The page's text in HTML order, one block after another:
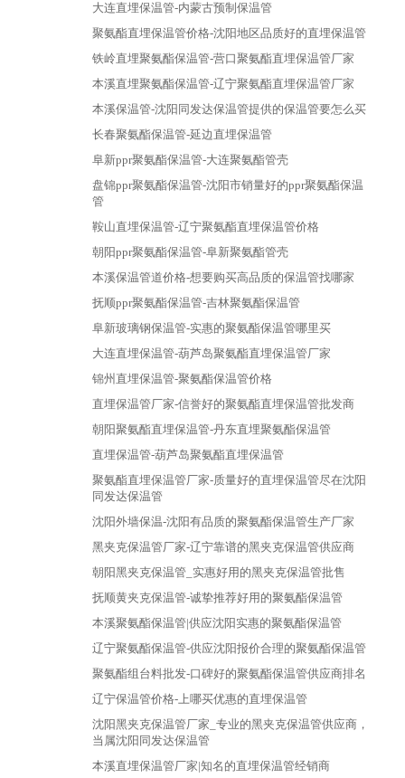
大连直埋保温管-内蒙古预制保温管
聚氨酯直埋保温管价格-沈阳地区品质好的直埋保温管
铁岭直埋聚氨酯保温管-营口聚氨酯直埋保温管厂家
本溪直埋聚氨酯保温管-辽宁聚氨酯直埋保温管厂家
本溪保温管-沈阳同发达保温管提供的保温管要怎么买
长春聚氨酯保温管-延边直埋保温管
阜新ppr聚氨酯保温管-大连聚氨酯管壳
盘锦ppr聚氨酯保温管-沈阳市销量好的ppr聚氨酯保温
管
鞍山直埋保温管-辽宁聚氨酯直埋保温管价格
朝阳ppr聚氨酯保温管-阜新聚氨酯管壳
本溪保温管道价格-想要购买高品质的保温管找哪家
抚顺ppr聚氨酯保温管-吉林聚氨酯保温管
阜新玻璃钢保温管-实惠的聚氨酯保温管哪里买
大连直埋保温管-葫芦岛聚氨酯直埋保温管厂家
锦州直埋保温管-聚氨酯保温管价格
直埋保温管厂家-信誉好的聚氨酯直埋保温管批发商
朝阳聚氨酯直埋保温管-丹东直埋聚氨酯保温管
直埋保温管-葫芦岛聚氨酯直埋保温管
聚氨酯直埋保温管厂家-质量好的直埋保温管尽在沈阳
同发达保温管
沈阳外墙保温-沈阳有品质的聚氨酯保温管生产厂家
黑夹克保温管厂家-辽宁靠谱的黑夹克保温管供应商
朝阳黑夹克保温管_实惠好用的黑夹克保温管批售
抚顺黄夹克保温管-诚挚推荐好用的聚氨酯保温管
本溪聚氨酯保温管|供应沈阳实惠的聚氨酯保温管
辽宁聚氨酯保温管-供应沈阳报价合理的聚氨酯保温管
聚氨酯组台料批发-口碑好的聚氨酯保温管供应商排名
辽宁保温管价格-上哪买优惠的直埋保温管
沈阳黑夹克保温管厂家_专业的黑夹克保温管供应商，
当属沈阳同发达保温管
本溪直埋保温管厂家|知名的直埋保温管经销商